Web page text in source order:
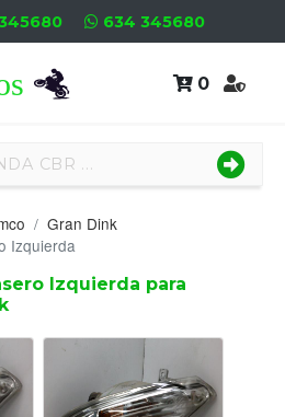
634 345680
0
Gran Dink
Izquierda
Izquierda para